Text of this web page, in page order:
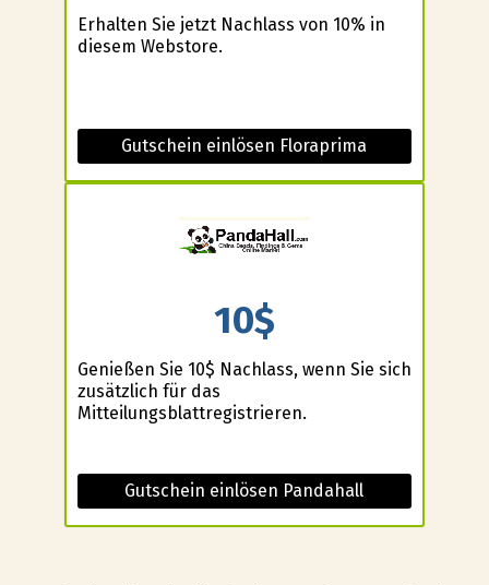
Erhalten Sie jetzt Nachlass von 10% in
diesem Webstore.
Gutschein einlösen Floraprima
10$
Genießen Sie 10$ Nachlass, wenn Sie sich
zusätzlich für das
Mitteilungsblattregistrieren.
Gutschein einlösen Pandahall